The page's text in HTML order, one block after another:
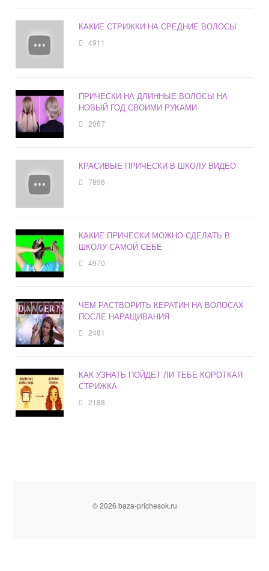
КАКИЕ СТРИЖКИ НА СРЕДНИЕ ВОЛОСЫ
4911
ПРИЧЕСКИ НА ДЛИННЫЕ ВОЛОСЫ НА
НОВЫЙ ГОД СВОИМИ РУКАМИ
2067
КРАСИВЫЕ ПРИЧЕСКИ В ШКОЛУ ВИДЕО
7896
КАКИЕ ПРИЧЕСКИ МОЖНО СДЕЛАТЬ В
ШКОЛУ САМОЙ СЕБЕ
4970
ЧЕМ РАСТВОРИТЬ КЕРАТИН НА ВОЛОСАХ
ПОСЛЕ НАРАЩИВАНИЯ
2481
КАК УЗНАТЬ ПОЙДЕТ ЛИ ТЕБЕ КОРОТКАЯ
СТРИЖКА
2188
© 2026 baza-prichesok.ru